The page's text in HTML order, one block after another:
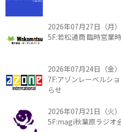
2026年07月27日（月）
5F:若松通商 臨時営業
2026年07月24日（金）
7F:アゾンレーベルシ
らせ
2026年07月21日（火）
5F:magi秋葉原ラジオ